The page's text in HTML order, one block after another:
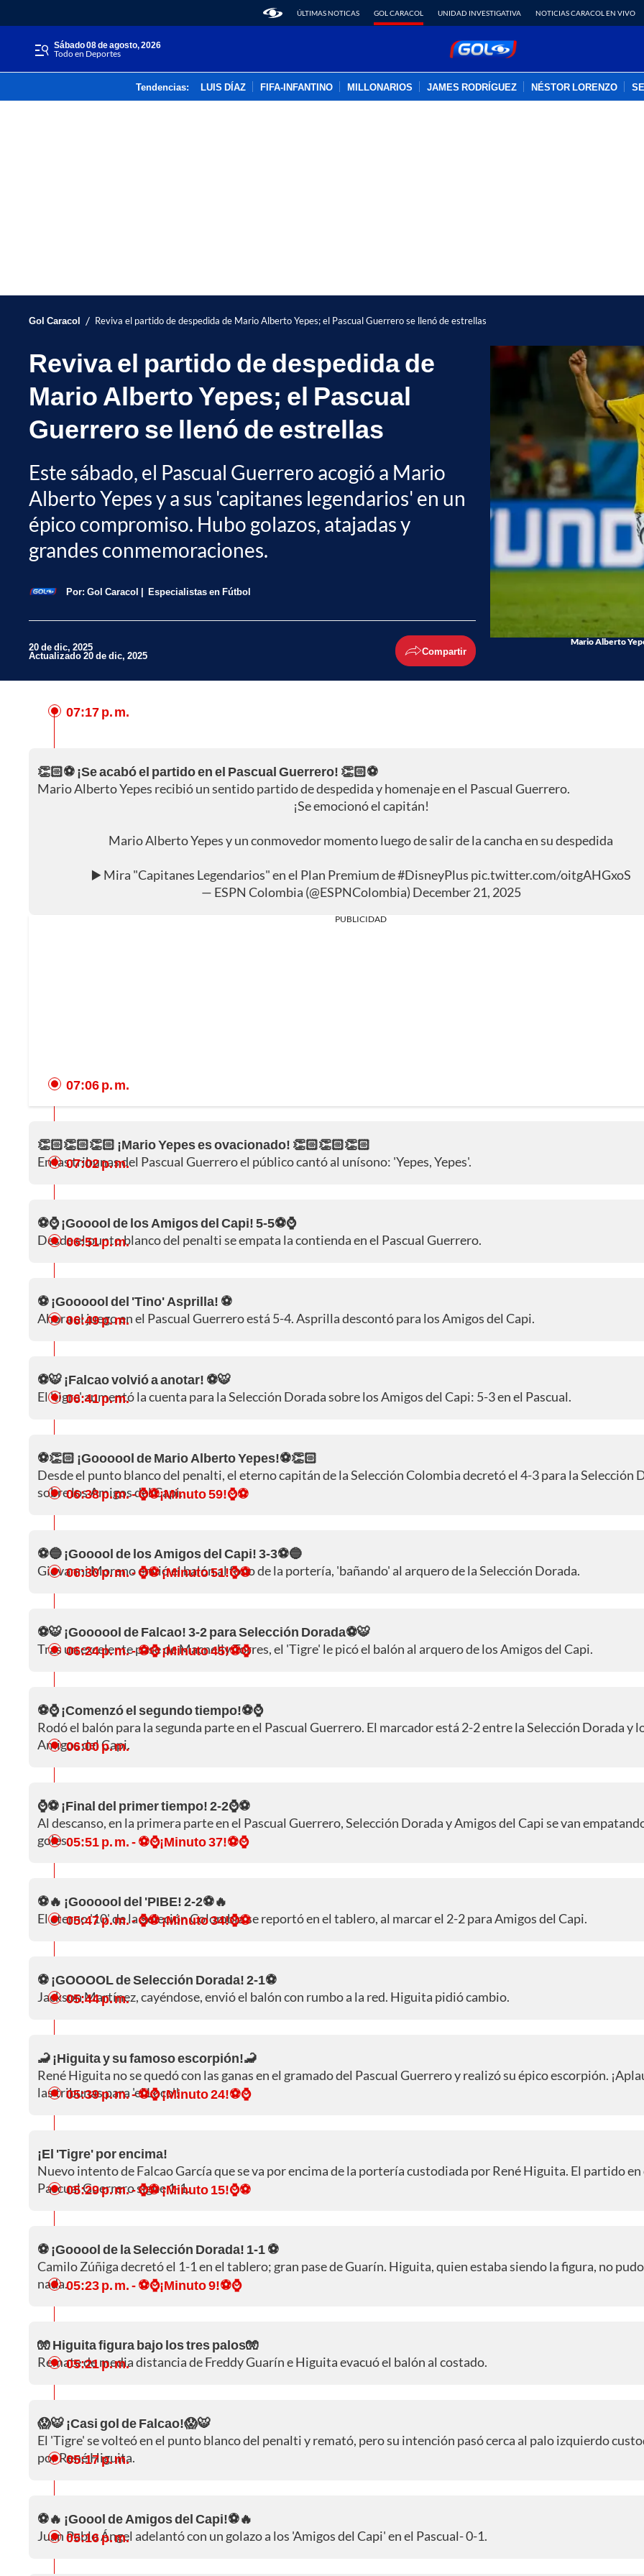
ÚLTIMAS NOTICAS GOL CARACOL UNIDAD INVESTIGATIVA NOTICIAS CARACOL EN VIVO
sábado 08 de agosto, 2026
Todo en Deportes
Tendencias: LUIS DÍAZ FIFA-INFANTINO MILLONARIOS JAMES RODRÍGUEZ NÉSTOR LORENZO
Gol Caracol / Reviva el partido de despedida de Mario Alberto Yepes; el Pascual Guerrero se llenó de estrellas
Reviva el partido de despedida de
Mario Alberto Yepes; el Pascual
Guerrero se llenó de estrellas
Este sábado, el Pascual Guerrero acogió a Mario
Alberto Yepes y a sus 'capitanes legendarios' en un
épico compromiso. Hubo golazos, atajadas y
grandes conmemoraciones.
Por: Gol Caracol Especialistas en Fútbol
20 de dic, 2025
Actualizado 20 de dic, 2025 Compartir
Whatsapp
Mario Alberto
07:17 p. m.
👏🏻⚽ ¡Se acabó el partido en el Pascual Guerrero! 👏🏻⚽
Mario Alberto Yepes recibió un sentido partido de despedida y homenaje en el Pascual Guerrero.
¡Se emocionó el capitán!
Mario Alberto Yepes y un conmovedor momento luego de salir de la cancha en su despedida
▶️ Mira "Capitanes Legendarios" en el Plan Premium de#DisneyPlus pic.twitter.com/oitgAHGxoS
— ESPN Colombia (@ESPNColombia) December 21, 2025
PUBLICIDAD
07:06 p. m.
👏🏻👏🏻👏🏻 ¡Mario Yepes es ovacionado! 👏🏻👏🏻👏🏻
En las tribunas del Pascual Guerrero el público cantó al unísono: 'Yepes, Yepes'.
07:02 p. m.
⚽⌚ ¡Gooool de los Amigos del Capi! 5-5⚽⌚
Desde el punto blanco del penalti se empata la contienda en el Pascual Guerrero.
06:51 p. m.
⚽ ¡Goooool del 'Tino' Asprilla! ⚽
Ahora el juego en el Pascual Guerrero está 5-4. Asprilla descontó para los Amigos del Capi.
06:49 p. m.
⚽🐯 ¡Falcao volvió a anotar! ⚽🐯
El 'tigre' aumentó la cuenta para la Selección Dorada sobre los Amigos del Capi: 5-3 en el Pascual.
06:41 p. m.
⚽👏🏻 ¡Goooool de Mario Alberto Yepes!⚽👏🏻
Desde el punto blanco del penalti, el eterno capitán de la Selección Colombia decretó el 4-3 para la Selección
sobre los Amigos del Capi.
06:38 p. m.- ⌚⚽¡Minuto 59!⌚⚽
⚽🔵 ¡Gooool de los Amigos del Capi! 3-3⚽🔵
Giovanni Moreno envió el balón al fono de la portería, 'bañando' al arquero de la Selección Dorada.
06:30 p. m.- ⌚⚽ ¡Minuto 51!⌚⚽
⚽🐯 ¡Goooool de Falcao! 3-2 para Selección Dorada⚽🐯
Tras un excelente pase de Macnelly Torres, el 'Tigre' le picó el balón al arquero de los Amigos del Capi.
06:24 p. m.- ⚽⌚ ¡Minuto 45!⚽⌚
⚽⌚ ¡Comenzó el segundo tiempo!⚽⌚
Rodó el balón para la segunda parte en el Pascual Guerrero. El marcador está 2-2 entre la Selección Dorada y
Amigos del Capi.
06:00 p. m.
⌚⚽ ¡Final del primer tiempo! 2-2⌚⚽
Al descanso, en la primera parte en el Pascual Guerrero, Selección Dorada y Amigos del Capi se van
goles.05:51 p. m.- ⚽⌚¡Minuto 37!⚽⌚
⚽🔥 ¡Goooool del 'PIBE! 2-2⚽🔥
El eterno '10' de la Seleción Colombia se reportó en el tablero, al marcar el 2-2 para Amigos del Capi.
05:47 p. m.- ⌚⚽ ¡Minuto 34!⌚⚽
⚽ ¡GOOOOL de Selección Dorada! 2-1⚽
Jackson Martínez, cayéndose, envió el balón con rumbo a la red. Higuita pidió cambio.
05:44 p. m.
🦂 ¡Higuita y su famoso escorpión!🦂
René Higuita no se quedó con las ganas en el gramado del Pascual Guerrero y realizó su épico escorpión.
las tribunas para 'el Loco'!
05:39 p. m.- ⚽⌚ ¡Minuto 24!⚽⌚
¡El 'Tigre' por encima!
Nuevo intento de Falcao García que se va por encima de la portería custodiada por René Higuita. El partido en
Pascual Guerrero sigue 1-1.
05:29 p. m.- ⌚⚽ ¡Minuto 15!⌚⚽
⚽ ¡Gooool de la Selección Dorada! 1-1 ⚽
Camilo Zúñiga decretó el 1-1 en el tablero; gran pase de Guarín. Higuita, quien estaba siendo la figura, no
nada.05:23 p. m.- ⚽⌚¡Minuto 9!⚽⌚
🧤 Higuita figura bajo los tres palos🧤
Remate de media distancia de Freddy Guarín e Higuita evacuó el balón al costado.
05:21 p. m.
😱🐯 ¡Casi gol de Falcao!😱🐯
El 'Tigre' se volteó en el punto blanco del penalti y remató, pero su intención pasó cerca al palo izquierdo
por René Higuita.
05:17 p. m.
⚽🔥 ¡Goool de Amigos del Capi!⚽🔥
Juan Pablo Ángel adelantó con un golazo a los 'Amigos del Capi' en el Pascual- 0-1.
05:16 p. m.